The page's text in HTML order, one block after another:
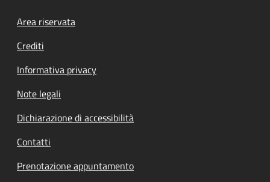
Footer menu
Area riservata
Crediti
Informativa privacy
Note legali
Dichiarazione di accessibilità
Contatti
Prenotazione appuntamento